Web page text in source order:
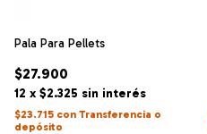
Pala Para Pellets
$27.900
12 x $2.325 sin interés
$23.715 con Transferencia o
depósito